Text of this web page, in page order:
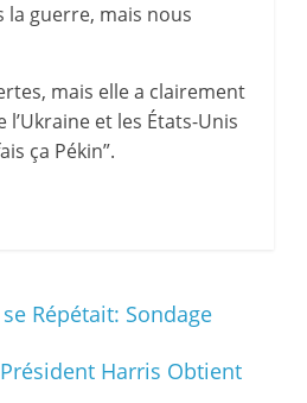
la guerre, mais nous
mais elle a clairement
et les États-Unis
ça Pékin”.
Répétait: Sondage
Harris Obtient